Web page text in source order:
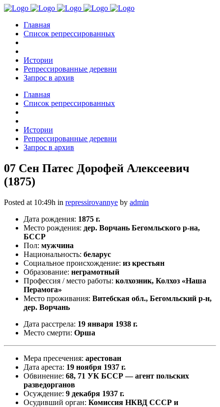
Главная
Список репрессированных
Истории
Репрессированные деревни
Запрос в архив
Главная
Список репрессированных
Истории
Репрессированные деревни
Запрос в архив
07 Сен Патес Дорофей Алексеевич
(1875)
Posted at 10:49h in repressirovannye by admin
Дата рождения: 1875 г.
Место рождения: дер. Ворчань Бегомльского р-на,
БССР
Пол: мужчина
Национальность: беларус
Социальное происхождение: из крестьян
Образование: неграмотный
Профессия / место работы: колхозник, Колхоз «Наша
Перамога»
Место проживания: Витебская обл., Бегомльский р-н,
дер. Ворчань
Дата расстрела: 19 января 1938 г.
Место смерти: Орша
Мера пресечения: арестован
Дата ареста: 19 ноября 1937 г.
Обвинение: 68, 71 УК БССР — агент польских
разведорганов
Осуждение: 9 декабря 1937 г.
Осудивший орган: Комиссия НКВД СССР и